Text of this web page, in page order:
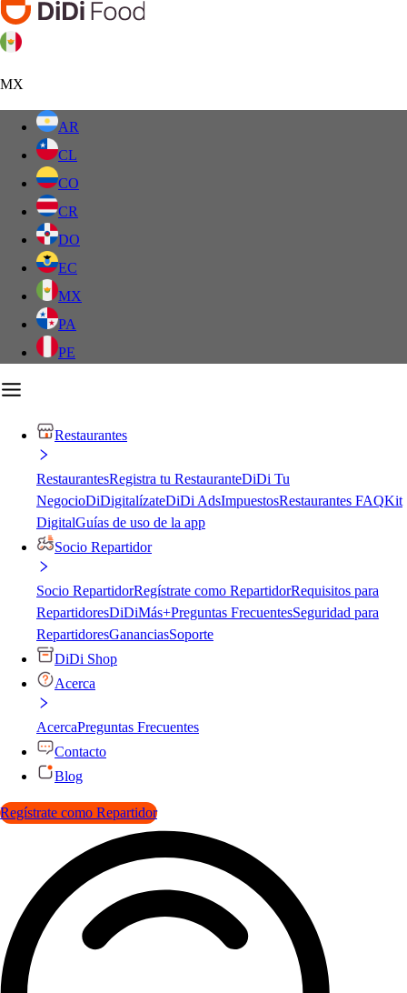
MX
AR
CL
CO
CR
DO
EC
MX
PA
PE
Restaurantes
RestaurantesRegistra tu RestauranteDiDi Tu
NegocioDiDigitalízateDiDi AdsImpuestosRestaurantes FAQKit
DigitalGuías de uso de la app
Socio Repartidor
Socio RepartidorRegístrate como RepartidorRequisitos para
RepartidoresDiDiMás+Preguntas FrecuentesSeguridad para
RepartidoresGananciasSoporte
DiDi Shop
Acerca
AcercaPreguntas Frecuentes
Contacto
Blog
Regístrate como Repartidor